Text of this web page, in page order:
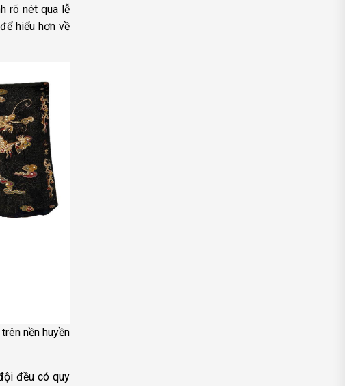
rõ nét qua lễ
hiểu hơn về
nền huyền
đều có quy